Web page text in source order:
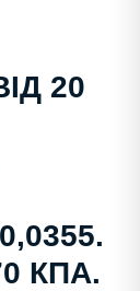
20
КПА.